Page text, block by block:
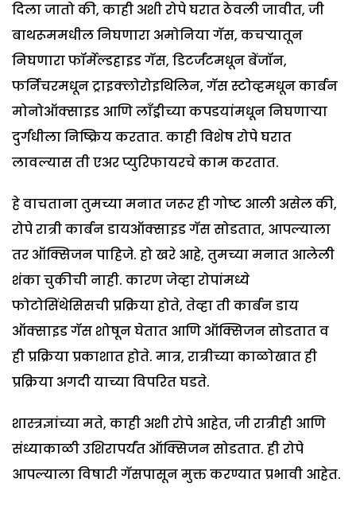
दिला जातो की, काही अशी रोपे घरात ठेवली जावीत, जी
बाथरूममधील निघणारा अमोनिया गॅस, कचऱ्यातून
निघणारा फॉर्मेल्डहाइड गॅस, डिटर्जंटमधून बेंजॉन,
फर्निचरमधून ट्राइक्लोरोइथिलिन, गॅस स्टोव्हमधून कार्बन
मोनोऑक्साइड आणि लाँड्रीच्या कपडयांमधून निघणाऱ्या
दुर्गंधीला निष्क्रिय करतात. काही विशेष रोपे घरात
लावल्यास ती एअर प्युरिफायरचे काम करतात.
हे वाचताना तुमच्या मनात जरूर ही गोष्ट आली असेल की,
रोपे रात्री कार्बन डायऑक्साइड गॅस सोडतात, आपल्याला
तर ऑक्सिजन पाहिजे. हो खरे आहे, तुमच्या मनात आलेली
शंका चुकीची नाही. कारण जेव्हा रोपांमध्ये
फोटोसिंथेसिसची प्रक्रिया होते, तेव्हा ती कार्बन डाय
ऑक्साइड गॅस शोषून घेतात आणि ऑक्सिजन सोडतात व
ही प्रक्रिया प्रकाशात होते. मात्र, रात्रीच्या काळोखात ही
प्रक्रिया अगदी याच्या विपरित घडते.
शास्त्रज्ञांच्या मते, काही अशी रोपे आहेत, जी रात्रीही आणि
संध्याकाळी उशिरापर्यंत ऑक्सिजन सोडतात. ही रोपे
आपल्याला विषारी गॅसपासून मुक्त करण्यात प्रभावी आहेत.